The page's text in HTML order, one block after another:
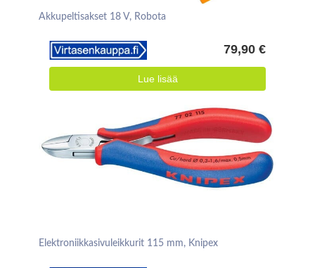
Akkupeltisakset 18 V, Robota
79,90 €
Lue lisää
Elektroniikkasivuleikkurit 115 mm, Knipex